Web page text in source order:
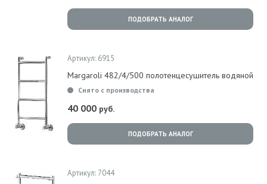
ПОДОБРАТЬ АНАЛОГ
Артикул: 6915
Margaroli 482/4/500 полотенцесушитель водяной
Снято с производства
40 000 руб.
ПОДОБРАТЬ АНАЛОГ
Артикул: 7044